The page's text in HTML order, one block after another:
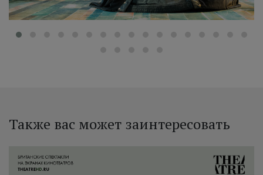
Также вас может заинтересовать